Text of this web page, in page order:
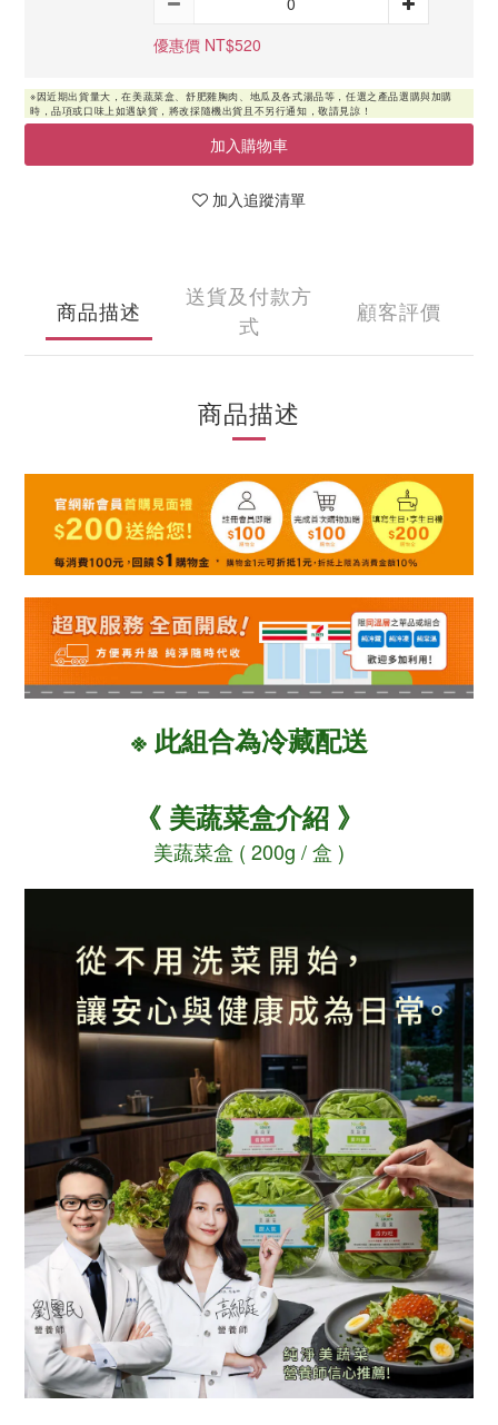
優惠價 NT$520
加入購物車
加入追蹤清單
商品描述
送貨及付款方
式
顧客評價
商品描述
※ 此組合為冷藏配送
《 美蔬菜盒介紹 》
美蔬菜盒 ( 200g / 盒 )